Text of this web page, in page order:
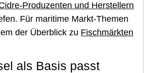
Produzenten und Herstellern
Für maritime Markt-Themen
der Überblick zu Fischmärkten
als Basis passt